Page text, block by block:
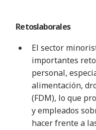
Retoslaborales
El sector
importantes
personal,
alimentación,
(FDM), lo que
y empleados
hacer frente a